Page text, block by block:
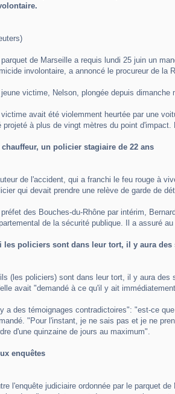
parquet de Marseille a requis lundi 25 juin un
involontaire, a annoncé le procureur de la
jeune victime, Nelson, plongée depuis
victime avait été violemment heurtée par une
projeté à plus de vingt mètres du point
chauffeur, un policier stagiaire de 22 ans
de l'accident, qui a franchi le feu rouge à
qui devait prendre une relève de garde de
préfet des Bouches-du-Rhône par intérim,
de la sécurité publique. Il a assuré
les policiers sont dans leur tort, il y aura des
(les policiers) sont dans leur tort, il y aura des
avait "demandé à ce qu'il y ait
a des témoignages contradictoires": "est-ce
"Pour l'instant, je ne sais pas et je ne
d'une quinzaine de jours au maximum".
enquêtes
l'enquête judiciaire ordonnée par le parquet